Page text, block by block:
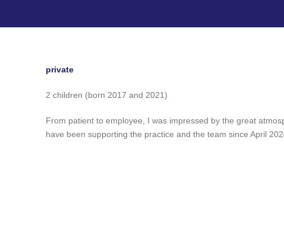
private
2 children (born 2017 and 2021)
From patient to employee, I was impressed by the great
have been supporting the practice and the team since April